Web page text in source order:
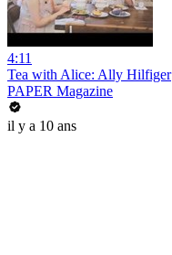
4:11
Tea with Alice: Ally Hilfiger
PAPER Magazine
il y a 10 ans